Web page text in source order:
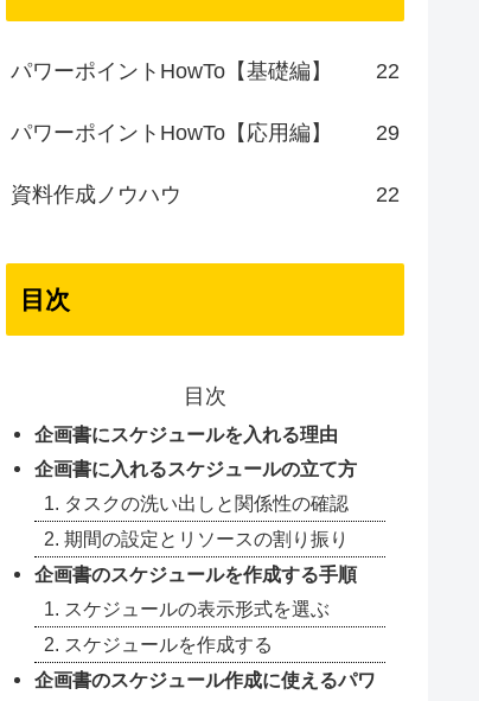
パワーポイントHowTo【基礎編】 22
パワーポイントHowTo【応用編】 29
資料作成ノウハウ 22
目次
目次
企画書にスケジュールを入れる理由
企画書に入れるスケジュールの立て方
1. タスクの洗い出しと関係性の確認
2. 期間の設定とリソースの割り振り
企画書のスケジュールを作成する手順
1. スケジュールの表示形式を選ぶ
2. スケジュールを作成する
企画書のスケジュール作成に使えるパワ